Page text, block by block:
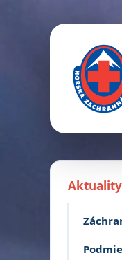
Aktuality